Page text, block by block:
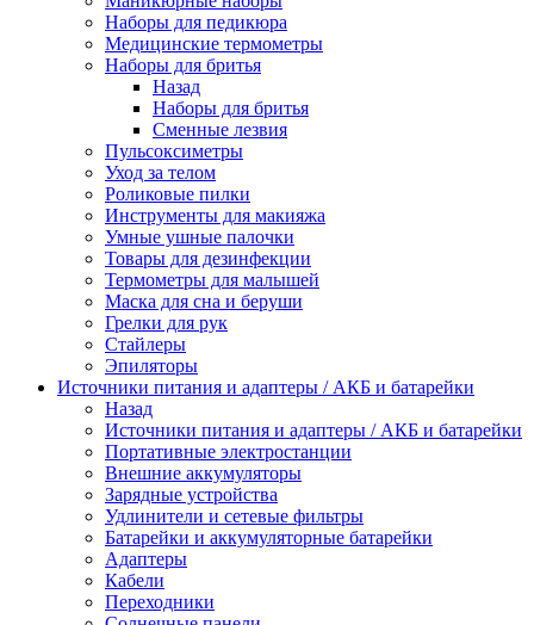
Наборы для педикюра
Медицинские термометры
Наборы для бритья
Назад
Наборы для бритья
Сменные лезвия
Пульсоксиметры
Уход за телом
Роликовые пилки
Инструменты для макияжа
Умные ушные палочки
Товары для дезинфекции
Термометры для малышей
Маска для сна и беруши
Грелки для рук
Стайлеры
Эпиляторы
Источники питания и адаптеры / АКБ и батарейки
Назад
Источники питания и адаптеры / АКБ и батарейки
Портативные электростанции
Внешние аккумуляторы
Зарядные устройства
Удлинители и сетевые фильтры
Батарейки и аккумуляторные батарейки
Адаптеры
Кабели
Переходники